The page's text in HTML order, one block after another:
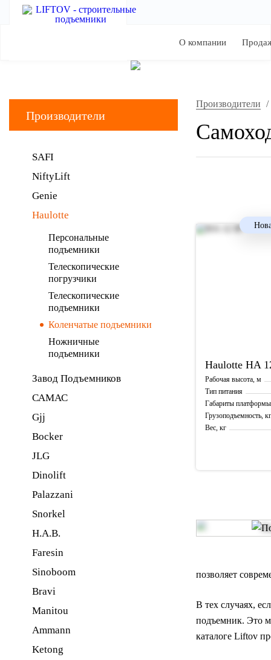
О компании
Производители
SAFI
NiftyLift
Genie
Haulotte
Персональные
подъемники
Телескопические
погрузчики
Телескопические
подъемники
Коленчатые подъемники
Ножничные
подъемники
Завод Подъемников
САМАС
Gjj
Bocker
JLG
Dinolift
Palazzani
Snorkel
H.A.B.
Faresin
Sinoboom
Bravi
Manitou
Ammann
Ketong
Производители /
Haulotte HA
Рабочая высота, м
Тип питания
Габариты
Грузоподъемность, кг
Вес, кг
позволяет
В тех случаях,
подъемник. Это
каталоге Liftov